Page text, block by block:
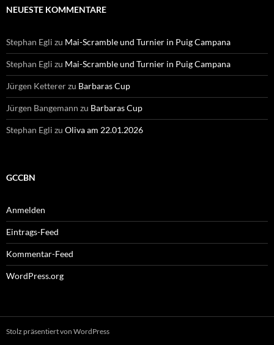
NEUESTE KOMMENTARE
Stephan Egli zu Mai-Scramble und Turnier in Puig Campana
Stephan Egli zu Mai-Scramble und Turnier in Puig Campana
Jürgen Kettererzu Barbaras Cup
Jürgen Bangemann zu Barbaras Cup
Stephan Egli zu Oliva am 22.01.2026
GCCBN
Anmelden
Eintrags-Feed
Kommentar-Feed
WordPress.org
Stolz präsentiert von WordPress